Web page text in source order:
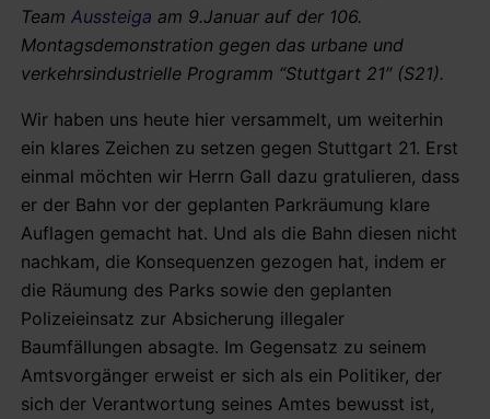
Team Aussteiga am 9.Januar auf der 106.
Montagsdemonstration gegen das urbane und
verkehrsindustrielle Programm “Stuttgart 21″ (S21).
Wir haben uns heute hier versammelt, um weiterhin
ein klares Zeichen zu setzen gegen Stuttgart 21. Erst
einmal möchten wir Herrn Gall dazu gratulieren, dass
er der Bahn vor der geplanten Parkräumung klare
Auflagen gemacht hat. Und als die Bahn diesen nicht
nachkam, die Konsequenzen gezogen hat, indem er
die Räumung des Parks sowie den geplanten
Polizeieinsatz zur Absicherung illegaler
Baumfällungen absagte. Im Gegensatz zu seinem
Amtsvorgänger erweist er sich als ein Politiker, der
sich der Verantwortung seines Amtes bewusst ist,